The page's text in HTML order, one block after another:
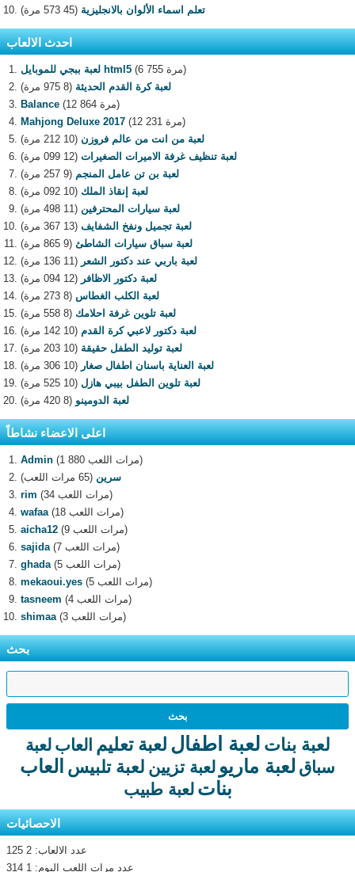
تعلم اسماء الألوان بالانجليزية (45 573 مرة)
احدث الالعاب
لعبة ببجي للموبايل html5
(6 755 مرة)
لعبة كرة القدم الحديثة (8 975 مرة)
Balance
(12 864 مرة)
Mahjong Deluxe 2017
(12 231 مرة)
لعبة من انت من عالم فروزن (10 212 مرة)
لعبة تنظيف غرفة الاميرات الصغيرات (12 099 مرة)
لعبة بن تن عامل المنجم (9 257 مرة)
لعبة إنقاذ الملك (10 092 مرة)
لعبة سيارات المحترفين (11 498 مرة)
لعبة تجميل ونفخ الشفايف (13 367 مرة)
لعبة سباق سيارات الشاطئ (9 865 مرة)
لعبة باربي عند دكتور الشعر (11 136 مرة)
لعبة دكتور الاظافر (12 094 مرة)
لعبة الكلب الغطاس (8 273 مرة)
لعبة تلوين غرفة احلامك (8 558 مرة)
لعبة دكتور لاعبي كرة القدم (10 142 مرة)
لعبة توليد الطفل حقيقة (10 203 مرة)
لعبة العناية باسنان اطفال صغار (10 306 مرة)
لعبة تلوين الطفل بيبي هازل (10 525 مرة)
لعبة الدومينو (8 420 مرة)
اعلى الاعضاء نشاطاً
Admin
(1 880 مرات اللعب)
سرين (65 مرات اللعب)
rim
(34 مرات اللعب)
wafaa
(18 مرات اللعب)
aicha12
(9 مرات اللعب)
sajida
(7 مرات اللعب)
ghada
(5 مرات اللعب)
mekaoui.yes
(5 مرات اللعب)
tasneem
(4 مرات اللعب)
shimaa
(3 مرات اللعب)
بحث
لعبة بنات لعبة اطفال لعبة تعليم العاب لعبة
سباق لعبة ماريو لعبة تزيين لعبة تلبيس العاب
بنات لعبة طبيب
الاحصائيات
عدد الالعاب: 2 125
عدد مرات اللعب اليوم: 1 314